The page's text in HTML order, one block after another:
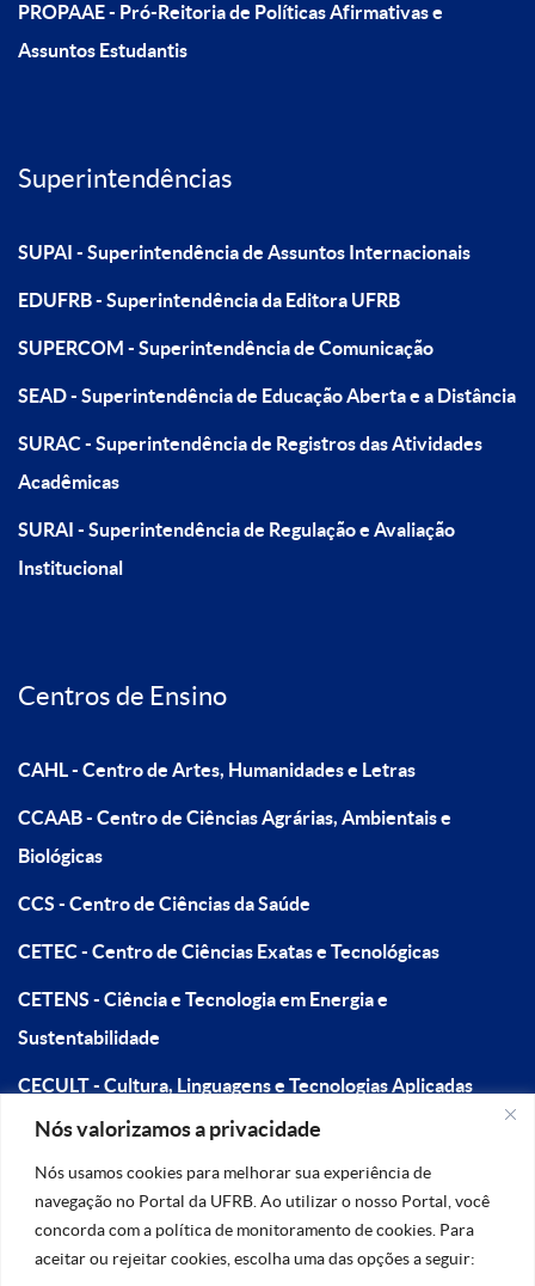
Nós valorizamos a privacidade
Nós usamos cookies para melhorar sua experiência de
navegação no Portal da UFRB. Ao utilizar o nosso Portal, você
concorda com a política de monitoramento de cookies. Para
aceitar ou rejeitar cookies, escolha uma das opções a seguir:
PROPAAE - Pró-Reitoria de Políticas Afirmativas e
Assuntos Estudantis
Superintendências
SUPAI - Superintendência de Assuntos Internacionais
EDUFRB - Superintendência da Editora UFRB
SUPERCOM - Superintendência de Comunicação
SEAD - Superintendência de Educação Aberta e a Distância
SURAC - Superintendência de Registros das Atividades
Acadêmicas
SURAI - Superintendência de Regulação e Avaliação
Institucional
Centros de Ensino
CAHL - Centro de Artes, Humanidades e Letras
CCAAB - Centro de Ciências Agrárias, Ambientais e
Biológicas
CCS - Centro de Ciências da Saúde
CETEC - Centro de Ciências Exatas e Tecnológicas
CETENS - Ciência e Tecnologia em Energia e
Sustentabilidade
CECULT - Cultura, Linguagens e Tecnologias Aplicadas
CFP - Centro de Formação de Professores